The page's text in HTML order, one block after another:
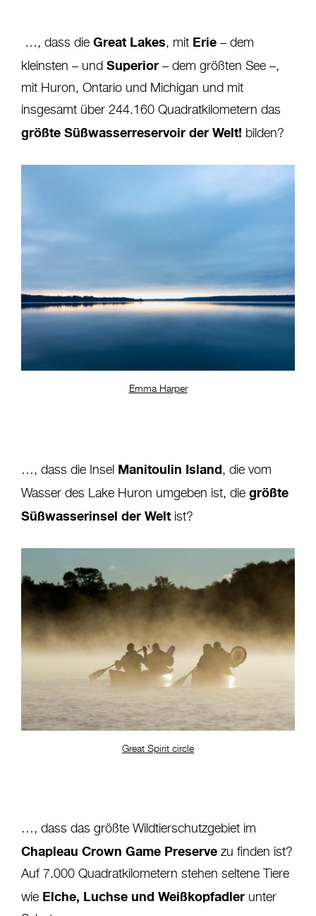
…, dass die Great Lakes, mit Erie – dem
kleinsten – und Superior – dem größten See –,
mit Huron, Ontario und Michigan und mit
insgesamt über 244.160 Quadratkilometern das
größte Süßwasserreservoir der Welt! bilden?
Emma Harper
…, dass die Insel Manitoulin Island, die vom
Wasser des Lake Huron umgeben ist, die größte
Süßwasserinsel der Welt ist?
Great Spirit circle
…, dass das größte Wildtierschutzgebiet im
Chapleau Crown Game Preserve zu finden ist?
Auf 7.000 Quadratkilometern stehen seltene Tiere
wie Elche, Luchse und Weißkopfadler unter